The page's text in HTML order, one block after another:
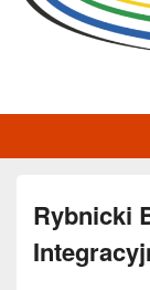
Sekcja
Rybnicki